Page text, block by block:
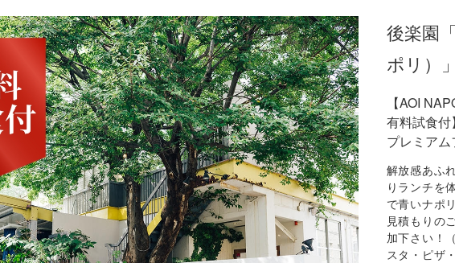
後楽園
ポリ）
【AOI
有料試食
プレミアム
解放感あふ
りランチを
で青いナポ
見積もりの
加下さい！
スタ・ピザ